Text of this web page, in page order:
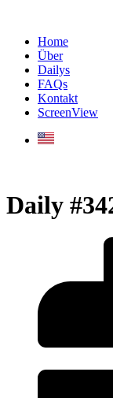
Home
Über
Dailys
FAQs
Kontakt
ScreenView
Daily